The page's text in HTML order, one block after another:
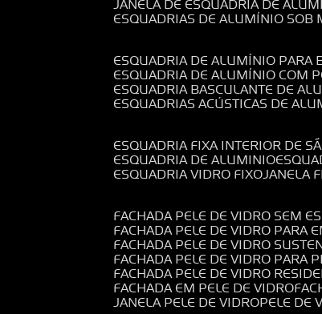
ESQUADRIAS DE ALUMÍNIO SOB
ESQUADRIA DE ALUMÍNIO PARA
ESQUADRIA DE ALUMÍNIO COM
ESQUADRIA BASCULANTE DE
ESQUADRIAS ACÚSTICAS DE
ESQUADRIA FIXA INTERIOR DE
ESQUADRIA DE ALUMINIO
ESQUADRIA VIDRO FIXO JANELA
FACHADA PELE DE VIDRO SEM
FACHADA PELE DE VIDRO PARA
FACHADA PELE DE VIDRO
FACHADA PELE DE VIDRO PARA
FACHADA PELE DE VIDRO
FACHADA EM PELE DE VIDRO
JANELA PELE DE VIDRO PELE